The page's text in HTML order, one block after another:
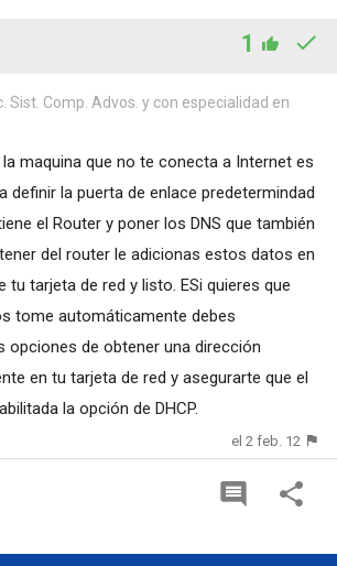
1
Sist. Comp. Advos. y con especialidad en
maquina que no te conecta a Internet es
definir la puerta de enlace predetermindad
el Router y poner los DNS que también
del router le adicionas estos datos en
tu tarjeta de red y listo. ESi quieres que
tome automáticamente debes
opciones de obtener una dirección
en tu tarjeta de red y asegurarte que el
la opción de DHCP.
el 2 feb. 12